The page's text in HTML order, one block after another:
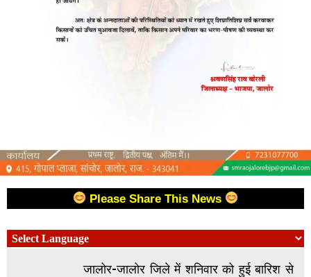
Please Share This News
जालोर-जालोर जिले में शनिवार को हुई बारिश से